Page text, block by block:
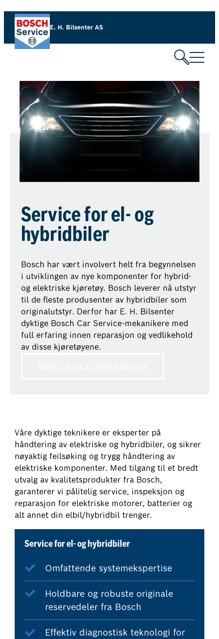
E. H. Bilsenter AS
Service for el- og
hybridbiler
Bosch har vært involvert helt fra begynnelsen
i utviklingen av nye komponenter for hybrid-
og elektriske kjøretøy. Bosch leverer nå utstyr
til de fleste produsenter av hybridbiler som
originalutstyr. Derfor har E. H. Bilsenter
dyktige Bosch Car Service-mekanikere med
full erfaring innen reparasjon og vedlikehold
av disse kjøretøyene.
Våre dyktige teknikere er eksperter på
håndtering av elektriske og hybridbiler, og sikrer
nøyaktig feilsøking og trygg håndtering av
elektriske komponenter. Med tilgang til et bredt
utvalg av kvalitetsprodukter fra Bosch,
garanterer vi pålitelig service, inspeksjon og
reparasjon for elektriske motorer, batterier og
alt annet din elbil/hybridbil trenger.
Service for el- og hybridbiler
Omfattende systemekspertise
Holdbare og robuste originale
reservedeler fra Bosch
Effektiv diagnostisk teknologi for